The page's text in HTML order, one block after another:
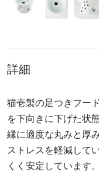
詳細
猫壱製の足つきフー
を下向きに下げた状
縁に適度な丸みと厚
ストレスを軽減して
くく安定しています